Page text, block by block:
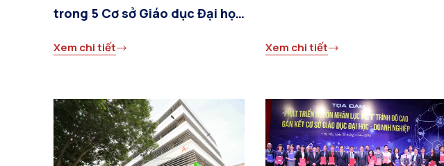
trong 5 Cơ sở Giáo dục Đại học
thuật, công nghệ
Xem chi tiết Xem chi tiết